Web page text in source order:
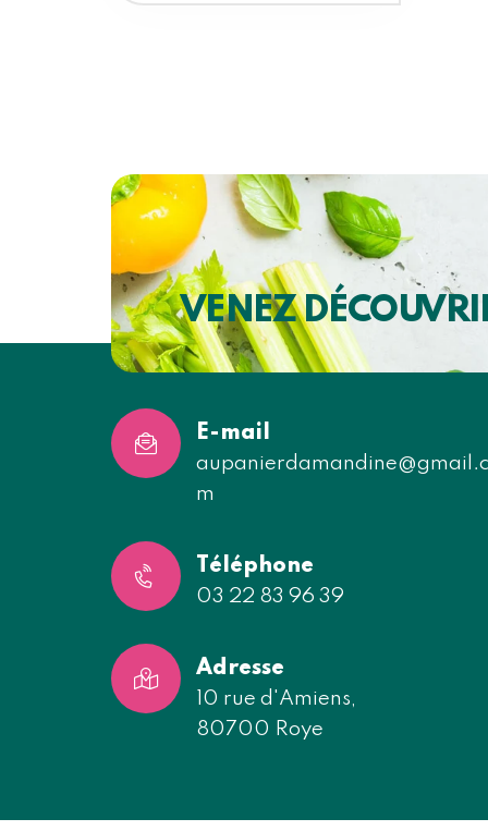
VENEZ
E-mail
m
Téléphone
03 22 83 96 39
Adresse
10 rue d'Amiens,
80700 Roye